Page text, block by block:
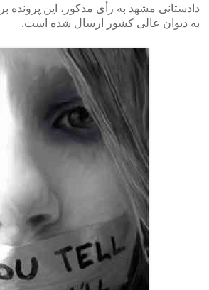
دادستانی مشهد به رأی مذکور، این پرونده
به دیوان عالی کشور ارسال شده است.